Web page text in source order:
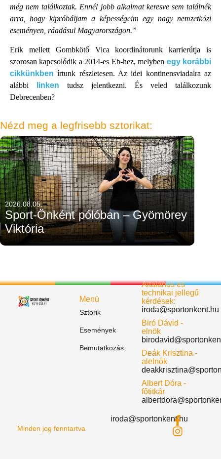
még nem találkoztak. Ennél jobb alkalmat keresve sem találnék
arra, hogy kipróbáljam a képességeim egy nagy nemzetközi
eseményen, ráadásul Magyarországon.”
Erik mellett Gombkötő Vica koordinátorunk karrierútja is
szorosan kapcsolódik a 2014-es Eb-hez, melyben egy korábbi
cikkünkben írtunk részletesen. Az idei kontinensviadalra az
alábbi
linken tudsz jelentkezni. És veled találkozunk
Debrecenben?
Nézd meg a legfrisebb sztorikat:
2026.08.05.
Sport-Önként pólóban – Gyömörey
Viktória
Menü
Sztorik
Események
Bemutatkozás
Általános és
technikai jellegű
kérdések:
iroda@sportonkent.hu
Biró Dávid -
elnök
Deák Krisztina -
alelnök
Albert Dóra -
főtitkár
Minden jog fenntartva
iroda@sportonkent.hu